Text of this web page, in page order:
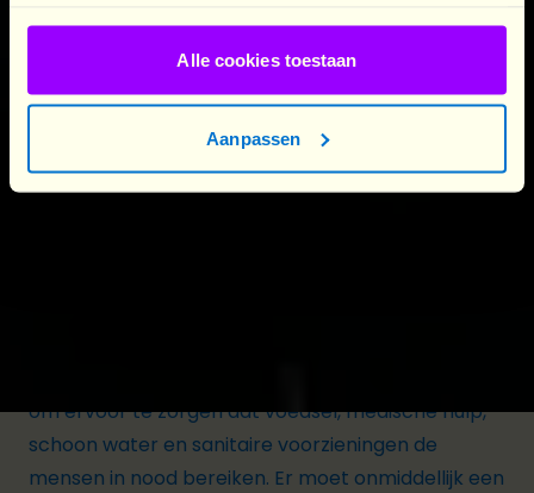
Alle cookies toestaan
Aanpassen
toegang tot hulp beperkt is,drie keer zo hoogzijn
om ervoor te zorgen dat voedsel, medische hulp,
schoon water en sanitaire voorzieningen de
mensen in nood bereiken. Er moet onmiddellijk een